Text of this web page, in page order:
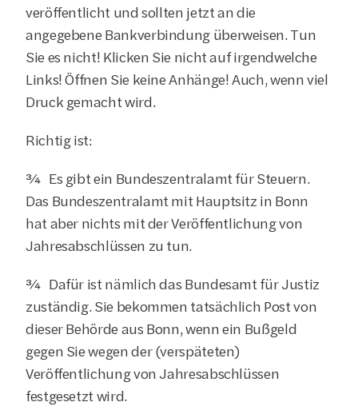
veröffentlicht und sollten jetzt an die
angegebene Bankverbindung überweisen. Tun
Sie es nicht! Klicken Sie nicht auf irgendwelche
Links! Öffnen Sie keine Anhänge! Auch, wenn viel
Druck gemacht wird.
Richtig ist:
¾  Es gibt ein Bundeszentralamt für Steuern.
Das Bundeszentralamt mit Hauptsitz in Bonn
hat aber nichts mit der Veröffentlichung von
Jahresabschlüssen zu tun.
¾  Dafür ist nämlich das Bundesamt für Justiz
zuständig. Sie bekommen tatsächlich Post von
dieser Behörde aus Bonn, wenn ein Bußgeld
gegen Sie wegen der (verspäteten)
Veröffentlichung von Jahresabschlüssen
festgesetzt wird.